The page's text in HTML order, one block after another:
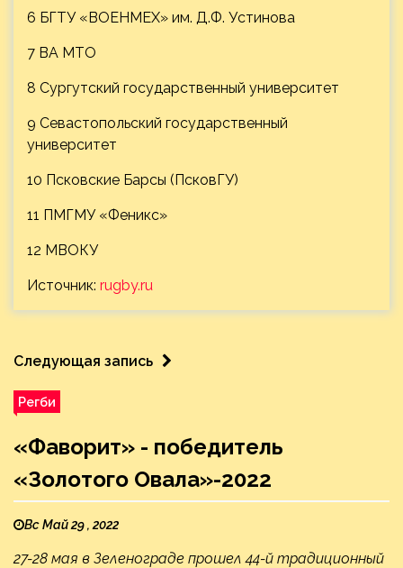
6 БГТУ «ВОЕНМЕХ» им. Д.Ф. Устинова
7 ВА МТО
8 Сургутский государственный университет
9 Севастопольский государственный
университет
10 Псковские Барсы (ПсковГУ)
11 ПМГМУ «Феникс»
12 МВОКУ
Источник: rugby.ru
Следующая запись
Регби
«Фаворит» - победитель
«Золотого Овала»-2022
Вс Май 29 , 2022
27-28 мая в Зеленограде прошел 44-й традиционный